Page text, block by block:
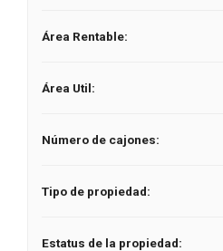
Área Rentable:
Área Util:
Número de cajones:
Tipo de propiedad:
Estatus de la propiedad: